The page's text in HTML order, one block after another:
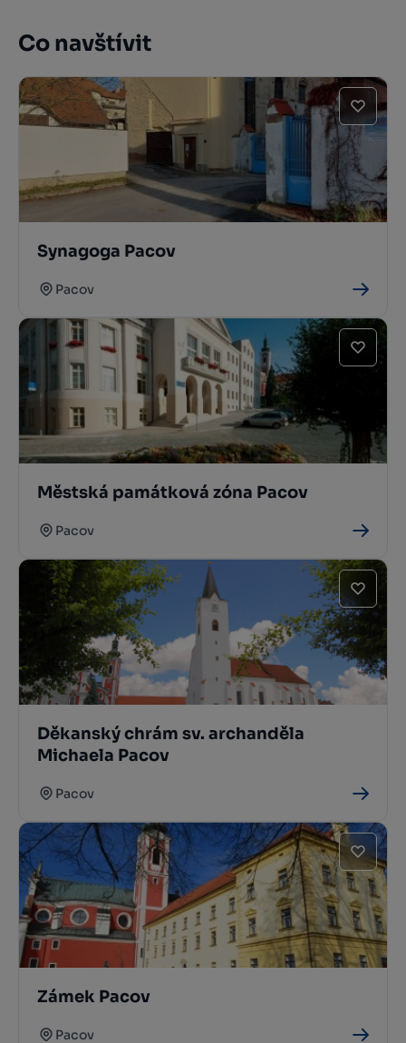
Co navštívit
Synagoga Pacov
Pacov
Městská památková zóna Pacov
Pacov
Děkanský chrám sv. archanděla
Michaela Pacov
Pacov
Zámek Pacov
Pacov